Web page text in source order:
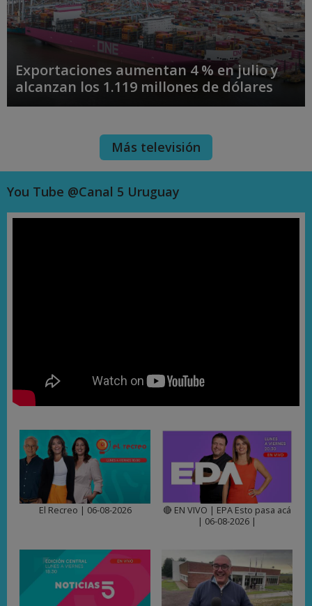
Exportaciones aumentan 4 % en julio y
alcanzan los 1.119 millones de dólares
Más televisión
You Tube @Canal 5 Uruguay
El Recreo | 06-08-2026
🔴 EN VIVO | EPA Esto pasa acá
| 06-08-2026 |